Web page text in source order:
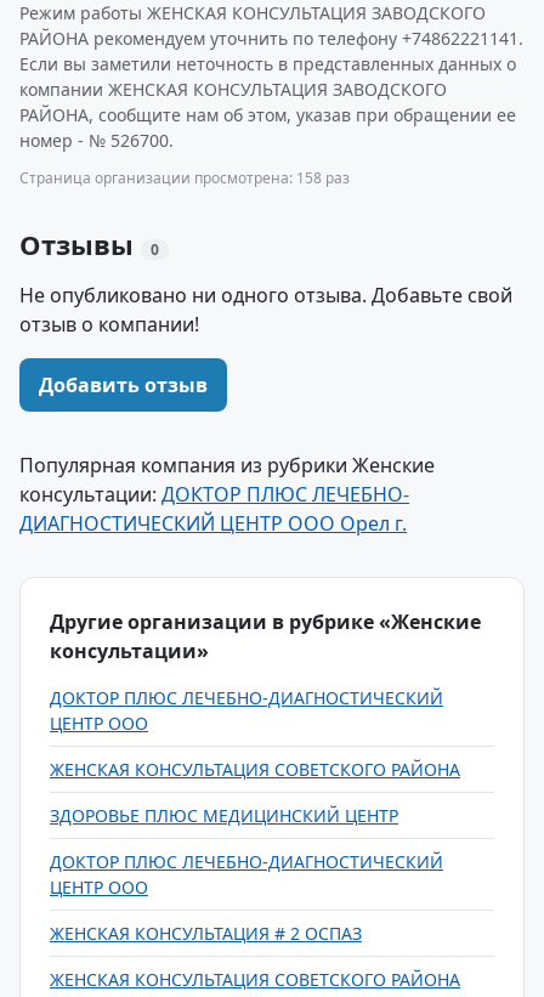
Режим работы ЖЕНСКАЯ КОНСУЛЬТАЦИЯ ЗАВОДСКОГО
РАЙОНА рекомендуем уточнить по телефону +74862221141.
Если вы заметили неточность в представленных данных о
компании ЖЕНСКАЯ КОНСУЛЬТАЦИЯ ЗАВОДСКОГО
РАЙОНА, сообщите нам об этом, указав при обращении ее
номер - № 526700.
Страница организации просмотрена: 158 раз
Отзывы 0
Не опубликовано ни одного отзыва. Добавьте свой
отзыв о компании!
Добавить отзыв
Популярная компания из рубрики Женские
консультации: ДОКТОР ПЛЮС ЛЕЧЕБНО-
ДИАГНОСТИЧЕСКИЙ ЦЕНТР ООО Орел г.
Другие организации в рубрике «Женские
консультации»
ДОКТОР ПЛЮС ЛЕЧЕБНО-ДИАГНОСТИЧЕСКИЙ
ЦЕНТР ООО
ЖЕНСКАЯ КОНСУЛЬТАЦИЯ СОВЕТСКОГО РАЙОНА
ЗДОРОВЬЕ ПЛЮС МЕДИЦИНСКИЙ ЦЕНТР
ДОКТОР ПЛЮС ЛЕЧЕБНО-ДИАГНОСТИЧЕСКИЙ
ЦЕНТР ООО
ЖЕНСКАЯ КОНСУЛЬТАЦИЯ # 2 ОСПАЗ
ЖЕНСКАЯ КОНСУЛЬТАЦИЯ СОВЕТСКОГО РАЙОНА